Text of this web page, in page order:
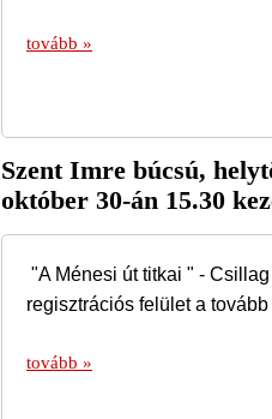
tovább »
Szent Imre búcsú,
október 30-án 15.30
"A Ménesi út titkai " -
regisztrációs felület a
tovább »